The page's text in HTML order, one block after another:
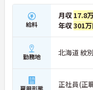
給料
月収 17.8
年収301
勤務地 北海道 紋
正社員(正